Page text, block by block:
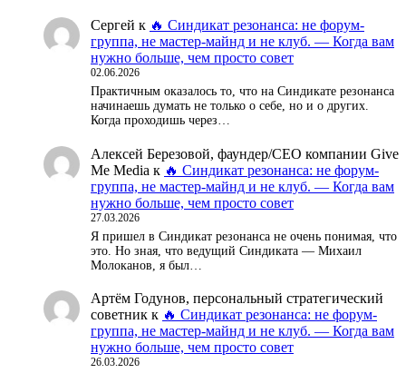
Сергей к 🔥 Синдикат резонанса: не форум-
группа, не мастер-майнд и не клуб. — Когда вам
нужно больше, чем просто совет
02.06.2026
Практичным оказалось то, что на Синдикате резонанса
начинаешь думать не только о себе, но и о других.
Когда проходишь через…
Алексей Березовой, фаундер/СЕО компании Give
Me Media к 🔥 Синдикат резонанса: не форум-
группа, не мастер-майнд и не клуб. — Когда вам
нужно больше, чем просто совет
27.03.2026
Я пришел в Синдикат резонанса не очень понимая, что
это. Но зная, что ведущий Синдиката — Михаил
Молоканов, я был…
Артём Годунов, персональный стратегический
советник к 🔥 Синдикат резонанса: не форум-
группа, не мастер-майнд и не клуб. — Когда вам
нужно больше, чем просто совет
26.03.2026